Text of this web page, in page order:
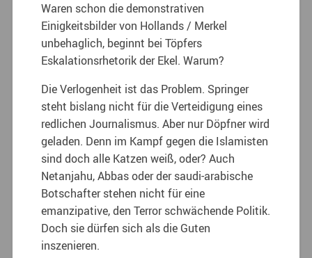
Waren schon die demonstrativen
Einigkeitsbilder von Hollands / Merkel
unbehaglich, beginnt bei Töpfers
Eskalationsrhetorik der Ekel. Warum?
Die Verlogenheit ist das Problem. Springer
steht bislang nicht für die Verteidigung eines
redlichen Journalismus. Aber nur Döpfner wird
geladen. Denn im Kampf gegen die Islamisten
sind doch alle Katzen weiß, oder? Auch
Netanjahu, Abbas oder der saudi-arabische
Botschafter stehen nicht für eine
emanzipative, den Terror schwächende Politik.
Doch sie dürfen sich als die Guten
inszenieren.